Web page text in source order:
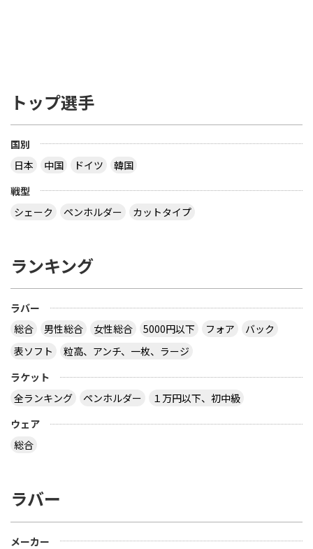
トップ選手
国別
日本
中国 ドイツ
韓国
戦型
シェーク
ペンホルダー カットタイプ
ランキング
ラバー
総合
男性総合 女性総合 5000円以下 フォア
バック
表ソフト
粒高、アンチ、一枚、ラージ
ラケット
全ランキング
ペンホルダー
１万円以下、初中級
ウェア
総合
ラバー
メーカー